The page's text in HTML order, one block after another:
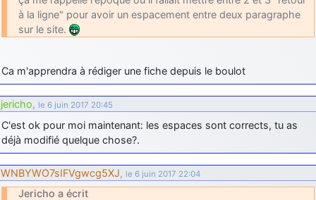
à la ligne" pour avoir un espacement entre deux paragraphe
sur le site.
Ca m'apprendra à rédiger une fiche depuis le boulot
jericho, le 6 juin 2017 20:45
C'est ok pour moi maintenant: les espaces sont corrects, tu as
déjà modifié quelque chose?.
WNBYWO7sIFVgwcg5XJ, le 6 juin 2017 22:04
Jericho a écrit